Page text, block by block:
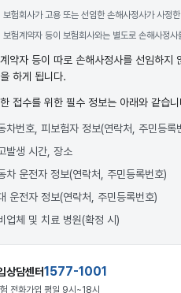
보험회사가 고용 또는 선임한 손해사정사가 사정
보험계약자 등이 보험회사와는 별도로 손해사정사
약자 등이 따로 손해사정사를 선임하지
하게 됩니다.
접수를 위한 필수 정보는 아래와 같습
차번호, 피보험자 정보(연락처, 주민등록
발생 시간, 장소
차 운전자 정보(연락처, 주민등록번호)
운전자 정보(연락처, 주민등록번호)
업체 및 치료 병원(확정 시)
상담센터1577-1001
전화가입 평일 9시~18시